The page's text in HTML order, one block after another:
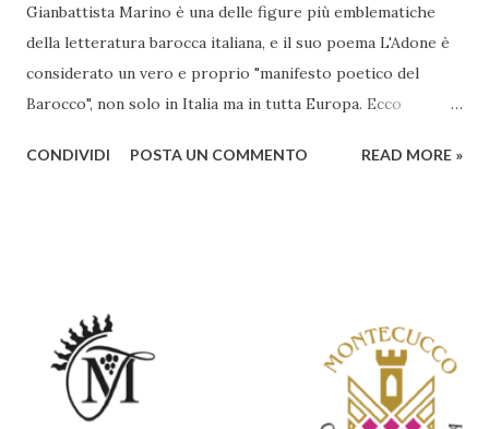
Gianbattista Marino è una delle figure più emblematiche
della letteratura barocca italiana, e il suo poema L'Adone è
considerato un vero e proprio "manifesto poetico del
Barocco", non solo in Italia ma in tutta Europa. Ecco
rendono un'opera fondamentale per il periodo. Marino fu
abbracciando invece i principi del Barocco: l'arte come
meraviglia, l'ostentazione della tecnica e la ricerca del
sorprendente. Marino visse in un'epoca di grandi
cambiamenti culturali e sociali, e la sua opera riflette questa
CONDIVIDI POSTA UN COMMENTO READ MORE »